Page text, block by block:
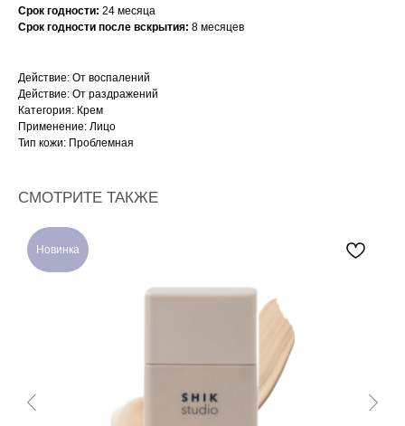
Срок годности: 24 месяца
Срок годности после вскрытия: 8 месяцев
Действие: От воспалений
Действие: От раздражений
Категория: Крем
Применение: Лицо
Тип кожи: Проблемная
СМОТРИТЕ ТАКЖЕ
Новинка